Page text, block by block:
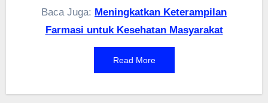
dalam teknik dan teknologi gigi. Penemuan baru
ini membantu dokter gigi menerapkan metode
hari. Dengan begitu, pasien dapat merasakan
Baca Juga: Meningkatkan Keterampilan
Farmasi untuk Kesehatan Masyarakat
Read More